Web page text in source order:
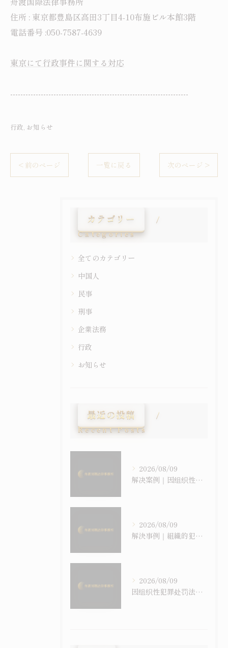
住所 : 東京都豊島区高田3丁目4-10布施ビル本館3階
電話番号 :050-7587-4639
東京にて行政事件に関する対応
----------------------------------------------------------------------
行政 お知らせ
< 前のページ 一覧に戻る 次のページ >
カテゴリー
Categories
全てのカテゴリー
中国人
民事
刑事
企業法務
行政
お知らせ
最近の投稿
Recent Posts
2026/08/09
解决案例｜因组织性犯罪处罚法违反获判实刑后，经监理措施于早期获释之案例
2026/08/09
解決事例｜組織的犯罪処罰法違反による実刑判決後、監理措置により早期に収容から解放された事例
2026/08/09
因组织性犯罪处罚法违反获判实刑，在留是否已然绝望——退去强制之结构与监理措施、在留特别许可